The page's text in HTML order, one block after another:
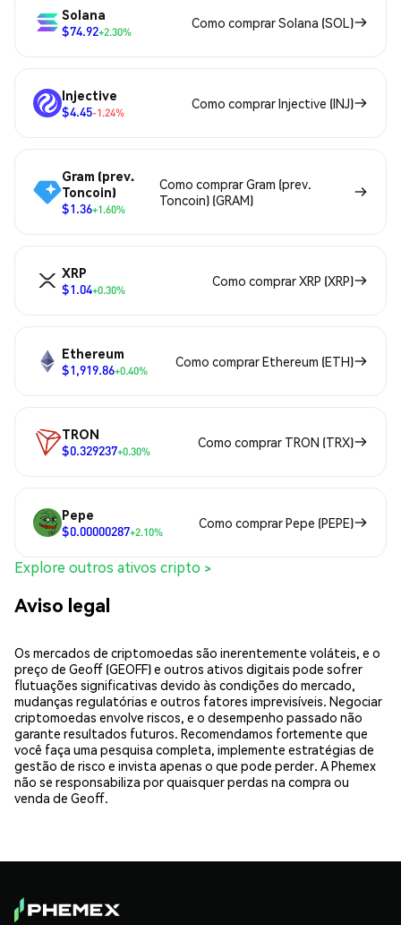
Solana
$74.92+2.30%
Como comprar Solana (SOL)
Injective
$4.45-1.24%
Como comprar Injective (INJ)
Gram (prev.
Toncoin)
$1.36+1.60%
Como comprar Gram (prev.
Toncoin) (GRAM)
XRP
$1.04+0.30%
Como comprar XRP (XRP)
Ethereum
$1,919.86+0.40%
Como comprar Ethereum (ETH)
TRON
$0.329237+0.30%
Como comprar TRON (TRX)
Pepe
$0.00000287+2.10%
Como comprar Pepe (PEPE)
Explore outros ativos cripto >
Aviso legal
Os mercados de criptomoedas são inerentemente voláteis, e o
preço de Geoff (GEOFF) e outros ativos digitais pode sofrer
flutuações significativas devido às condições do mercado,
mudanças regulatórias e outros fatores imprevisíveis. Negociar
criptomoedas envolve riscos, e o desempenho passado não
garante resultados futuros. Recomendamos fortemente que
você faça uma pesquisa completa, implemente estratégias de
gestão de risco e invista apenas o que pode perder. A Phemex
não se responsabiliza por quaisquer perdas na compra ou
venda de Geoff.